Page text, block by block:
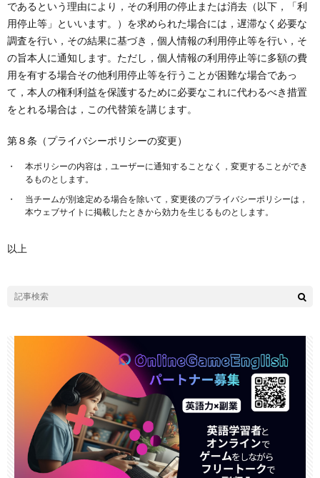
であるという理由により，その利用の停止または消去（以下，「利
用停止等」といいます。）を求められた場合には，遅滞なく必要な
調査を行い，その結果に基づき，個人情報の利用停止等を行い，そ
の旨本人に通知します。ただし，個人情報の利用停止等に多額の費
用を有する場合その他利用停止等を行うことが困難な場合であっ
て，本人の権利利益を保護するために必要なこれに代わるべき措置
をとれる場合は，この代替策を講じます。
第８条（プライバシーポリシーの変更）
本ポリシーの内容は，ユーザーに通知することなく，変更することができ
るものとします。
当チームが別途定める場合を除いて，変更後のプライバシーポリシーは，
本ウェブサイトに掲載したときから効力を生じるものとします。
以上